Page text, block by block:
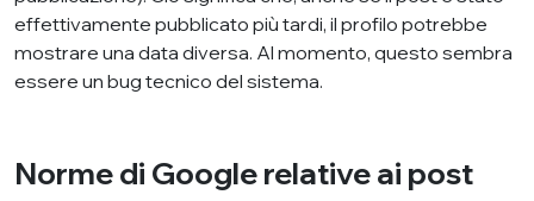
effettivamente pubblicato più tardi, il profilo potrebbe
mostrare una data diversa. Al momento, questo sembra
essere un bug tecnico del sistema.
Norme di Google relative ai post